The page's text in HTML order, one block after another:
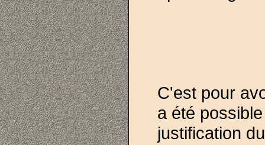
C'est pour
a été
justification